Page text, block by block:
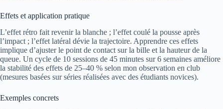
Effets et application pratique
L’effet rétro fait revenir la blanche ; l’effet coulé la pousse après
l’impact ; l’effet latéral dévie la trajectoire. Apprendre ces effets
implique d’ajuster le point de contact sur la bille et la hauteur de la
queue. Un cycle de 10 sessions de 45 minutes sur 6 semaines améliore
la stabilité des effets de 25–40 % selon mon observation en club
(mesures basées sur séries réalisées avec des étudiants novices).
Exemples concrets